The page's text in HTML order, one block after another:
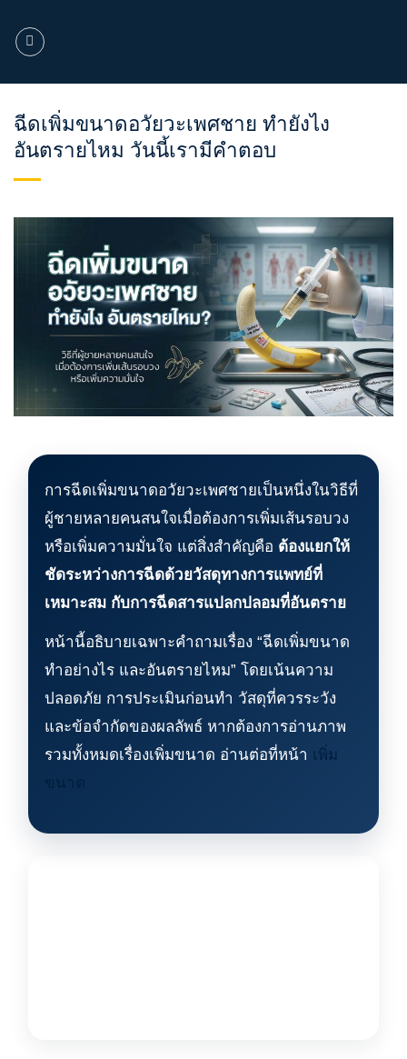
ฉีดเพิ่มขนาดอวัยวะเพศชาย ทำยังไง
อันตรายไหม วันนี้เรามีคำตอบ
การฉีดเพิ่มขนาดอวัยวะเพศชายเป็นหนึ่งในวิธีที่
ผู้ชายหลายคนสนใจเมื่อต้องการเพิ่มเส้นรอบวง
หรือเพิ่มความมั่นใจ แต่สิ่งสำคัญคือ ต้องแยกให้
ชัดระหว่างการฉีดด้วยวัสดุทางการแพทย์ที่
เหมาะสม กับการฉีดสารแปลกปลอมที่อันตราย
หน้านี้อธิบายเฉพาะคำถามเรื่อง “ฉีดเพิ่มขนาด
ทำอย่างไร และอันตรายไหม” โดยเน้นความ
ปลอดภัย การประเมินก่อนทำ วัสดุที่ควรระวัง
และข้อจำกัดของผลลัพธ์ หากต้องการอ่านภาพ
รวมทั้งหมดเรื่องเพิ่มขนาด อ่านต่อที่หน้า เพิ่ม